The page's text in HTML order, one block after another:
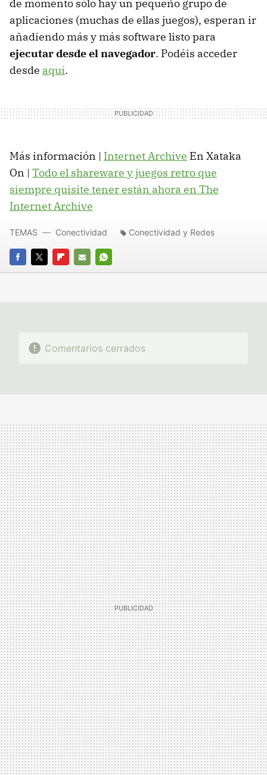
de momento sólo hay un pequeño grupo de
aplicaciones (muchas de ellas juegos), esperan ir
añadiendo más y más software listo para
ejecutar desde el navegador. Podéis acceder
desde aquí.
Más información | Internet Archive En Xataka
On | Todo el shareware y juegos retro que
siempre quisite tener están ahora en The
Internet Archive
FACEBOOK
TWITTERFLIPBOARD
E-
WHATSAPP
TEMAS Conectividad Conectividad y Redes
Comentarios cerrados